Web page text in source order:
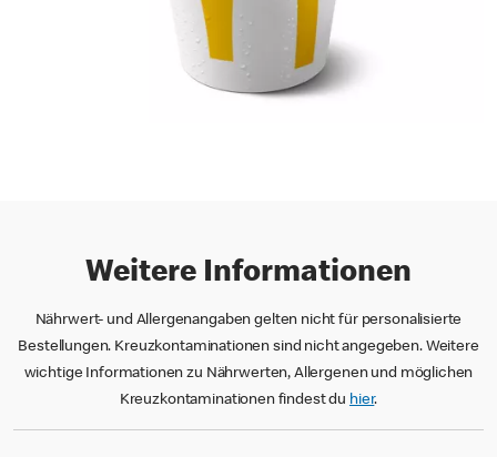
Weitere Informationen
Nährwert- und Allergenangaben gelten nicht für personalisierte
Bestellungen. Kreuzkontaminationen sind nicht angegeben. Weitere
wichtige Informationen zu Nährwerten, Allergenen und möglichen
Kreuzkontaminationen findest du hier.